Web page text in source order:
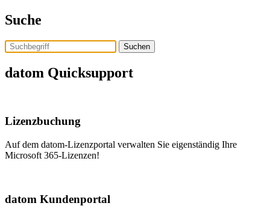
Skip
to
the
content
Suche
datom Quicksupport
Lizenzbuchung
Auf dem datom-Lizenzportal verwalten Sie eigenständig Ihre
Microsoft 365-Lizenzen!
datom Kundenportal
Assistent Tom